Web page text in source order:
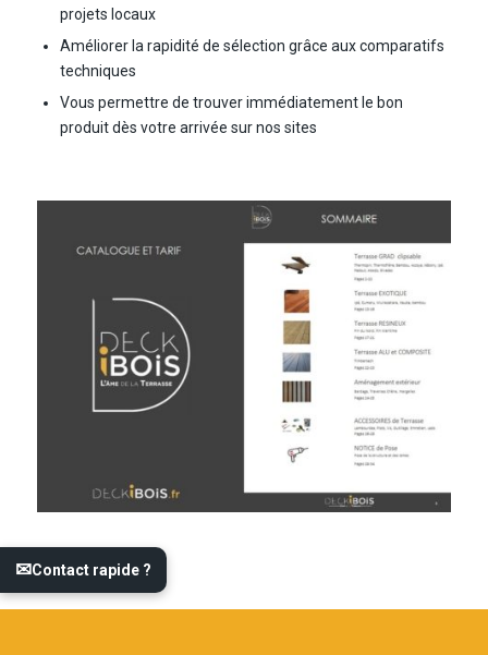
projets locaux
Améliorer la rapidité de sélection grâce aux comparatifs
techniques
Vous permettre de trouver immédiatement le bon
produit dès votre arrivée sur nos sites
✉Contact rapide ?